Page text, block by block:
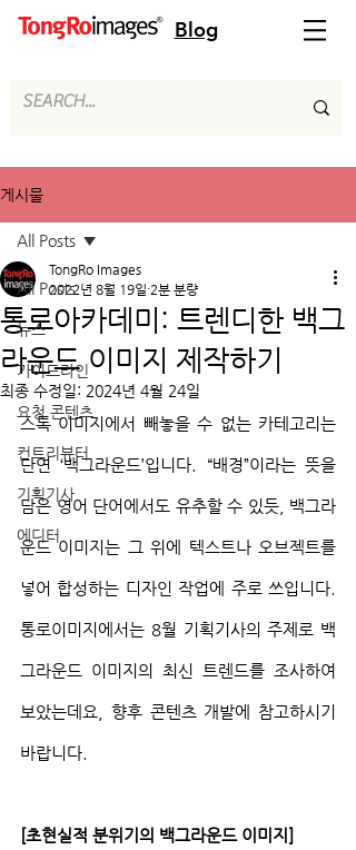
Blog
게시물
All Posts
뉴스
가이드라인
요청 콘텐츠
컨트리뷰터
기획기사
에디터
All Posts
통로아카데미: 트렌디한 백그
라운드 이미지 제작하기
TongRo Images
2022년 8월 19일 2분 분량
최종 수정일: 2024년 4월 24일
스톡 이미지에서 빼놓을 수 없는 카테고리는
단연 ‘백그라운드’입니다. “배경”이라는 뜻을
담은 영어 단어에서도 유추할 수 있듯, 백그라
운드 이미지는 그 위에 텍스트나 오브젝트를
넣어 합성하는 디자인 작업에 주로 쓰입니다.
통로이미지에서는 8월 기획기사의 주제로 백
그라운드 이미지의 최신 트렌드를 조사하여
보았는데요, 향후 콘텐츠 개발에 참고하시기
바랍니다.
[초현실적 분위기의 백그라운드 이미지]